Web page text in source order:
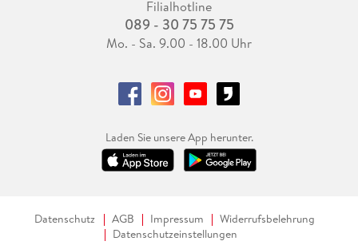
Filialhotline
089 - 30 75 75 75
Mo. - Sa. 9.00 - 18.00 Uhr
Laden Sie unsere App herunter.
Datenschutz AGB Impressum
Widerrufsbelehrung
Datenschutzeinstellungen